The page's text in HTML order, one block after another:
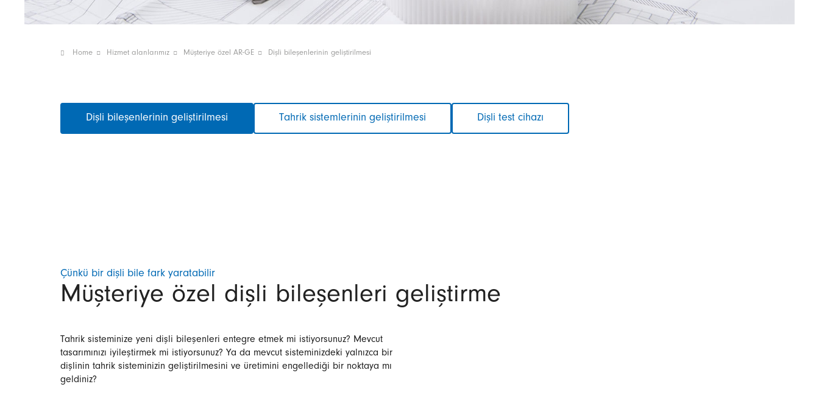
Home Hizmet alanlarımız Müşteriye özel AR-GE Dişli bileşenlerinin geliştirilmesi
Dişli bileşenlerinin geliştirilmesi Tahrik sistemlerinin geliştirilmesi Dişli test cihazı
Çünkü bir dişli bile fark yaratabilir
Müşteriye özel dişli bileşenleri geliştirme
Tahrik sisteminize yeni dişli bileşenleri entegre etmek mi istiyorsunuz? Mevcut
tasarımınızı iyileştirmek mi istiyorsunuz? Ya da mevcut sisteminizdeki yalnızca bir
dişlinin tahrik sisteminizin geliştirilmesini ve üretimini engellediği bir noktaya mı
geldiniz?